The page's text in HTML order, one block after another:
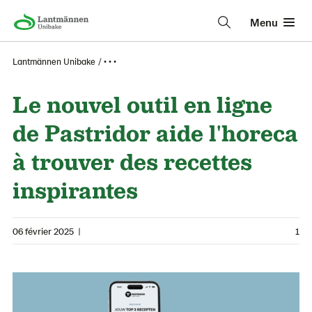
Menu
Lantmännen Unibake • • •
Le nouvel outil en ligne
de Pastridor aide l'horeca
à trouver des recettes
inspirantes
06 février 2025 | 1